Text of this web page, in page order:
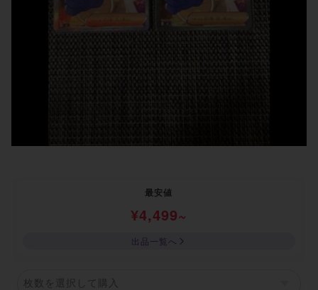
最安値
¥4,499~
出品一覧へ
枚数を選択して購入